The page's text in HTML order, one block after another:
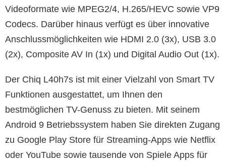
Videoformate wie MPEG2/4, H.265/HEVC sowie VP9
Codecs. Darüber hinaus verfügt es über innovative
Anschlussmöglichkeiten wie HDMI 2.0 (3x), USB 3.0
(2x), Composite AV In (1x) und Digital Audio Out (1x).
Der Chiq L40h7s ist mit einer Vielzahl von Smart TV
Funktionen ausgestattet, um Ihnen den
bestmöglichen TV-Genuss zu bieten. Mit seinem
Android 9 Betriebssystem haben Sie direkten Zugang
zu Google Play Store für Streaming-Apps wie Netflix
oder YouTube sowie tausende von Spiele Apps für